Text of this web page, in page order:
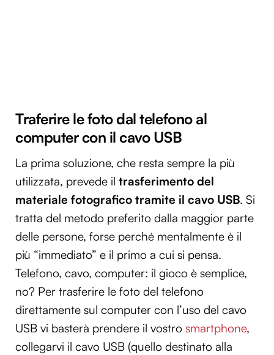
Traferire le foto dal telefono al
computer con il cavo USB
La prima soluzione, che resta sempre la più
utilizzata, prevede il trasferimento del
materiale fotografico tramite il cavo USB. Si
tratta del metodo preferito dalla maggior parte
delle persone, forse perché mentalmente è il
più “immediato” e il primo a cui si pensa.
Telefono, cavo, computer: il gioco è semplice,
no? Per trasferire le foto del telefono
direttamente sul computer con l’uso del cavo
USB vi basterà prendere il vostro smartphone,
collegarvi il cavo USB (quello destinato alla